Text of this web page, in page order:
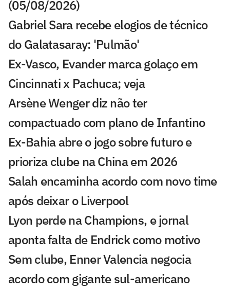
(05/08/2026)
Gabriel Sara recebe elogios de técnico
do Galatasaray: 'Pulmão'
Ex-Vasco, Evander marca golaço em
Cincinnati x Pachuca; veja
Arsène Wenger diz não ter
compactuado com plano de Infantino
Ex-Bahia abre o jogo sobre futuro e
prioriza clube na China em 2026
Salah encaminha acordo com novo time
após deixar o Liverpool
Lyon perde na Champions, e jornal
aponta falta de Endrick como motivo
Sem clube, Enner Valencia negocia
acordo com gigante sul-americano